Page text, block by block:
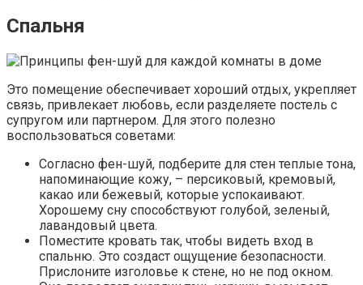
Спальня
Это помещение обеспечивает хороший отдых, укрепляет
связь, привлекает любовь, если разделяете постель с
супругом или партнером. Для этого полезно
воспользоваться советами:
Согласно фен-шуй, подберите для стен теплые тона,
напоминающие кожу, – персиковый, кремовый,
какао или бежевый, которые успокаивают.
Хорошему сну способствуют голубой, зеленый,
лавандовый цвета.
Поместите кровать так, чтобы видеть вход в
спальню. Это создаст ощущение безопасности.
Прислоните изголовье к стене, но не под окном.